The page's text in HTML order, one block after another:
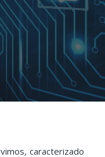
caracterizado